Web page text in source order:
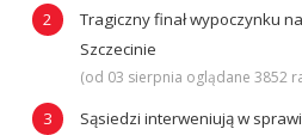
Tragiczny finał wypoczynku
Szczecinie
(od 03 sierpnia oglądane 3852
Sąsiedzi interweniują w